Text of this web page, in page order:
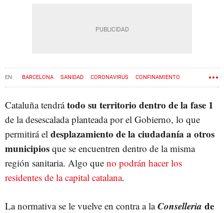
BARCELONA SANIDAD CORONAVIRUS CONFINAMIENTO
Cataluña tendrátodo su territorio dentro de la fase 1
de la desescalada planteada por el Gobierno, lo que
permitirá el desplazamiento de la ciudadanía a otros
municipios que se encuentren dentro de la misma
región sanitaria. Algo que no podrán hacer los
residentes de la capital catalana.
La normativa se le vuelve en contra a laConselleria de